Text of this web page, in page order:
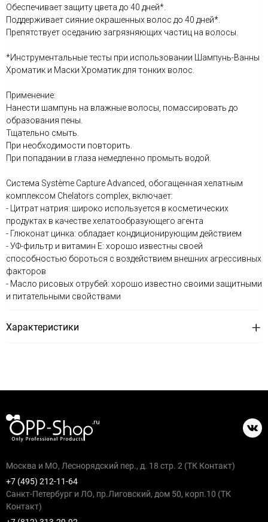
Обеспечивает защиту цвета до 40 дней*.
Поддерживает сияние окрашенных волос до 40 дней*.
Препятствует оседанию загрязняющих частиц на волосы.
*Инструментальные тесты при использовании Шампунь-Ванны
Хроматик и Маски Хроматик для тонких волос.
Применение:
Нанести шампунь на влажные волосы, помассировать до
образования пены.
Тщательно смыть.
При необходимости повторить.
При попадании в глаза немедленно промыть водой.
Система Système Capture Advanced, обогащенная хелатным
комплексом Chelators complex, включает:
- Цитрат натрия: широко используется в косметических
продуктах в качестве хелатообразующего агента
- Глюконат цинка: обладает кондиционирующим действием
- УФ-фильтр и витамин E: хорошо известны своей
способностью бороться с воздействием внешних агрессивных
факторов
- Масло рисовых отрубей: хорошо известно своими защитными
и питательными свойствами
Характеристики
Москва и МО, Леснорядский пер., д. 18 стр. 2 (ТК Контакт)
+7 (495) 212-11-64
Санкт-Петербург и ЛО, пр.Лиговский, дом 50, корп.10 (ТК
Контакт)